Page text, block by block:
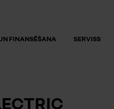
FINANSĒŠANA SERVISS